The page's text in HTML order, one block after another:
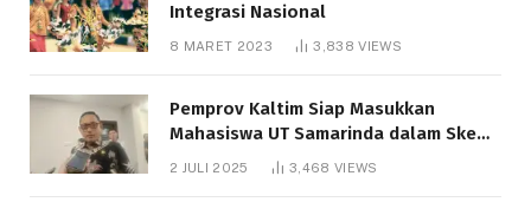
Integrasi Nasional
8 MARET 2023 3,838VIEWS
Pemprov Kaltim Siap Masukkan
Mahasiswa UT Samarinda dalam Skema
Bantuan Pendidikan Gratispol
2 JULI 2025 3,468 VIEWS